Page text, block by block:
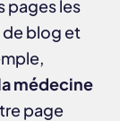
pages les
de blog et
médecine
page